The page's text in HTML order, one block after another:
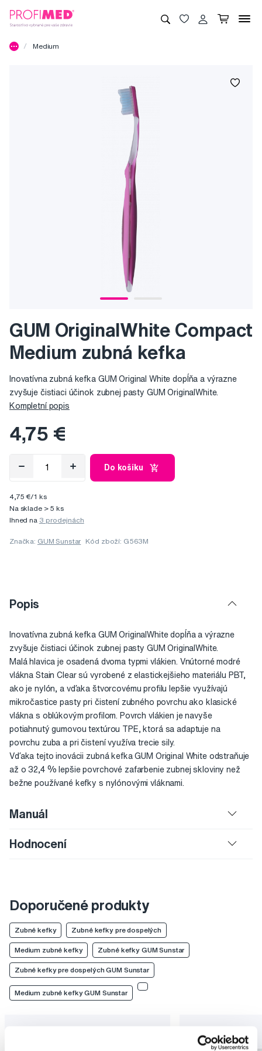
Medium
GUM OriginalWhite Compact
Medium zubná kefka
Inovatívna zubná kefka GUM Original White dopĺňa a výrazne
zvyšuje čistiaci účinok zubnej pasty GUM OriginalWhite.
Kompletní popis
4,75 €
Do košíku
4,75 €/1 ks
Na sklade > 5 ks
Ihned na 3 prodejnách
Značka: GUM Sunstar Kód zboží: G563M
Popis
Inovatívna zubná kefka GUM OriginalWhite dopĺňa a výrazne
zvyšuje čistiaci účinok zubnej pasty GUM OriginalWhite.
Malá hlavica je osadená dvoma typmi vlákien. Vnútorné modré
vlákna Stain Clear sú vyrobené z elastickejšieho materiálu PBT,
ako je nylón, a vďaka štvorcovému profilu lepšie využívajú
mikročastice pasty pri čistení zubného povrchu ako klasické
vlákna s oblúkovým profilom. Povrch vlákien je navyše
potiahnutý gumovou textúrou TPE, ktorá sa adaptuje na
povrchu zuba a pri čistení využíva trecie sily.
Vďaka tejto inovácii zubná kefka GUM Original White odstraňuje
až o 32,4 % lepšie povrchové zafarbenie zubnej skloviny než
bežne používané kefky s nylónovými vláknami.
Manuál
Hodnocení
Doporučené produkty
Zubné kefky Zubné kefky pre dospelých
Medium zubné kefky Zubné kefky GUM Sunstar
Zubné kefky pre dospelých GUM Sunstar
Medium zubné kefky GUM Sunstar